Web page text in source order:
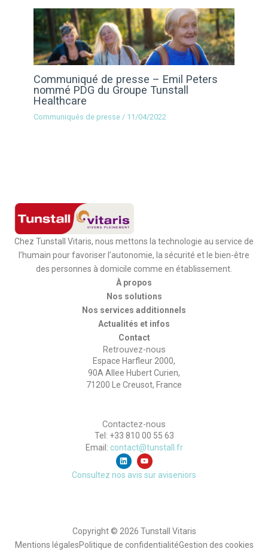
Communiqué de presse – Emil Peters
nommé PDG du Groupe Tunstall
Healthcare
Communiqués de presse / 11/04/2022
Chez Tunstall Vitaris, nous mettons la technologie au service de
l’humain pour favoriser l’autonomie, la sécurité et le bien-être
des personnes à domicile comme en établissement.
À propos
Nos solutions
Nos services additionnels
Actualités et infos
Contact
Retrouvez-nous
Espace Harfleur 2000,
90A Allee Hubert Curien,
71200 Le Creusot, France
Contactez-nous
Tel: +33 810 00 55 63
Email: contact@tunstall.fr
L
i
n
k
Y
o
u
t
Consultez nos avis sur aviseniors
Copyright © 2026 Tunstall Vitaris
Mentions légalesPolitique de confidentialitéGestion des cookies